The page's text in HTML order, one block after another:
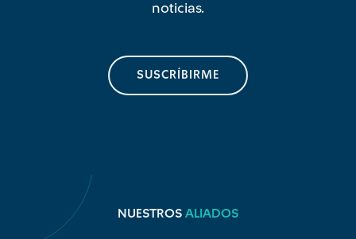
noticias.
SUSCRÍBIRME
NUESTROS ALIADOS